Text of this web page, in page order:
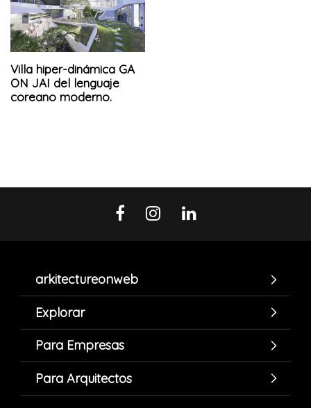
Villa hiper-dinámica GA
ON JAI del lenguaje
coreano moderno.
arkitectureonweb
Explorar
Para Empresas
Para Arquitectos